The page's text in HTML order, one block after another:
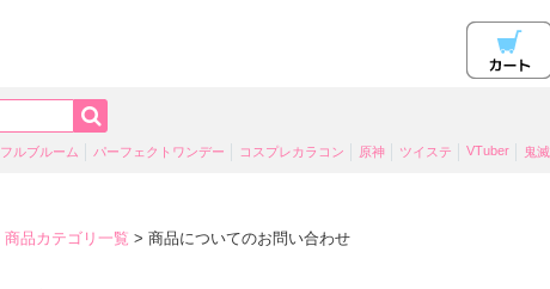
フルブルーム パーフェクトワンデー コスプレカラコン 原神 ツイステ VTuber 鬼
商品カテゴリ一覧 > 商品についてのお問い合わせ